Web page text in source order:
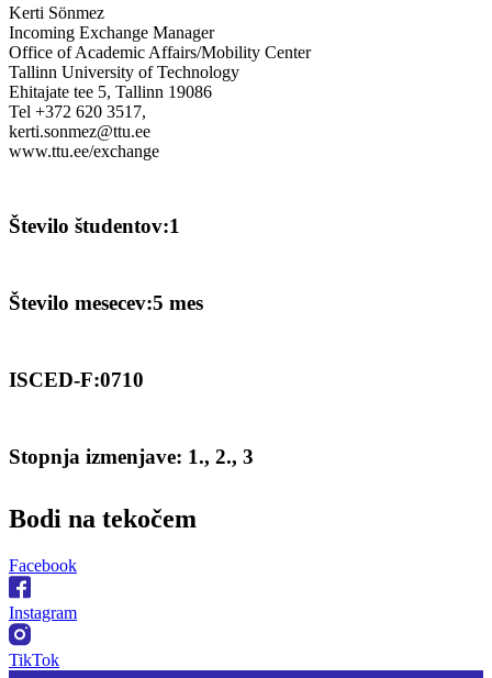
Kerti Sönmez
Incoming Exchange Manager
Office of Academic Affairs/Mobility Center
Tallinn University of Technology
Ehitajate tee 5, Tallinn 19086
Tel +372 620 3517,
kerti.sonmez@ttu.ee
www.ttu.ee/exchange
Število študentov:1
Število mesecev:5 mes
ISCED-F:0710
Stopnja izmenjave: 1., 2., 3
Bodi na tekočem
Facebook
Instagram
TikTok